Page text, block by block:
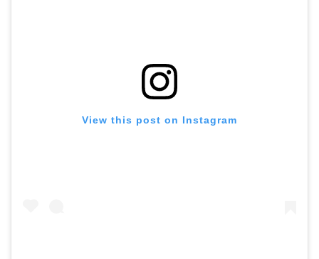
View this post on Instagram